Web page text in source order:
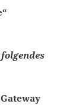
Gateway